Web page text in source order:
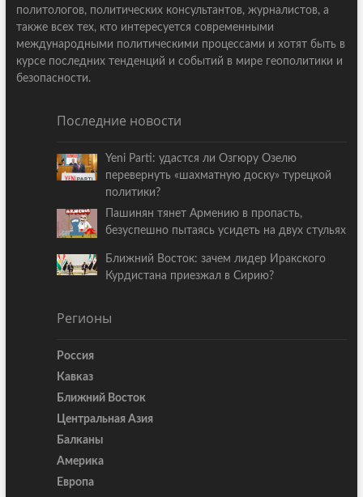
политологов, политических консультантов, журналистов, а
также всех тех, кто интересуется современными
международными политическими процессами и хотят быть в
курсе последних тенденций и событий в мире геополитики и
безопасности.
Последние новости
Yeni Parti: удастся ли Озгюру Озелю
перевернуть «шахматную доску» турецкой
политики?
Пашинян тянет Армению в пропасть,
безуспешно пытаясь усидеть на двух стульях
Ближний Восток: зачем лидер Иракского
Курдистана приезжал в Сирию?
Регионы
Россия
Кавказ
Ближний Восток
Центральная Азия
Балканы
Америка
Европа